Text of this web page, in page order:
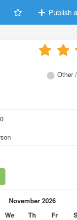
Publish
Other
November 2026
We Th Fr